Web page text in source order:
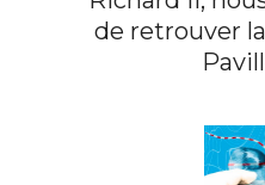
de retrouver